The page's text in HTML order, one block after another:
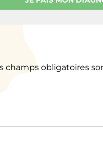
champs obligatoires